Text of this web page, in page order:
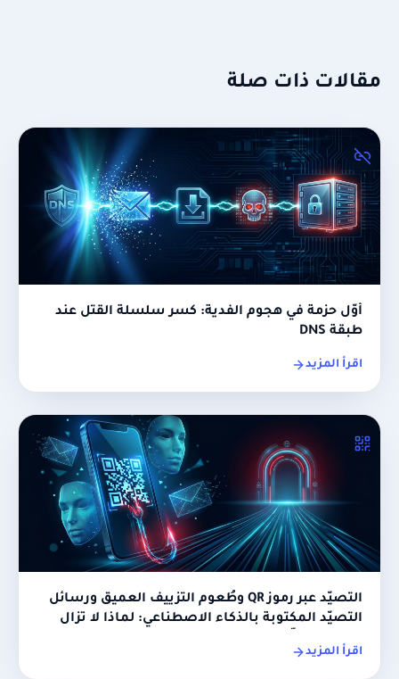
مقالات ذات صلة
أوّل حزمة في هجوم الفدية: كسر سلسلة القتل عند
طبقة DNS
اقرأ المزيد
التصيّد عبر رموز QR وطُعوم التزييف العميق ورسائل
التصيّد المكتوبة بالذكاء الاصطناعي: لماذا لا تزال
اقرأ المزيد